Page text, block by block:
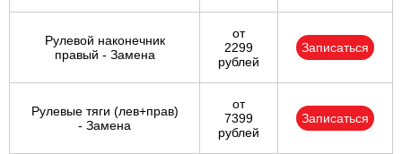
Рулевой наконечник
правый - Замена
от
2299
рублей
Записаться
Рулевые тяги (лев+прав)
- Замена
от
7399
рублей
Записаться